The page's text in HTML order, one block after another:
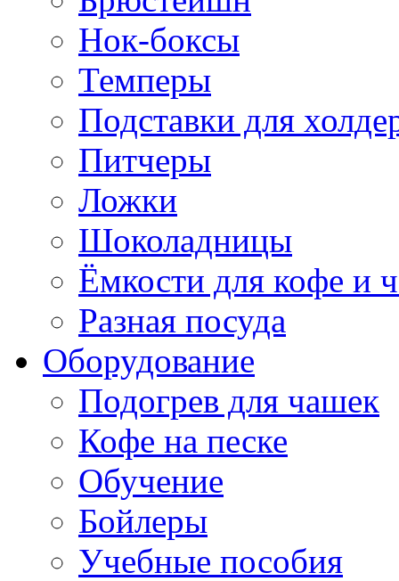
Нок-боксы
Темперы
Подставки для
Питчеры
Ложки
Шоколадницы
Ёмкости для кофе и
Разная посуда
Оборудование
Подогрев для чашек
Кофе на песке
Обучение
Бойлеры
Учебные пособия